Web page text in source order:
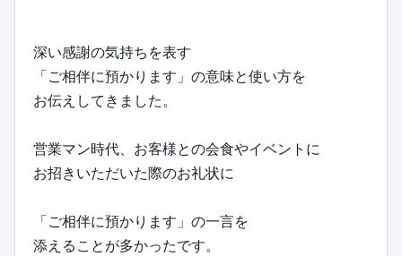
深い感謝の気持ちを表す
「ご相伴に預かります」の意味と使い方を
お伝えしてきました。
営業マン時代、お客様との会食やイベントに
お招きいただいた際のお礼状に
「ご相伴に預かります」の一言を
添えることが多かったです。